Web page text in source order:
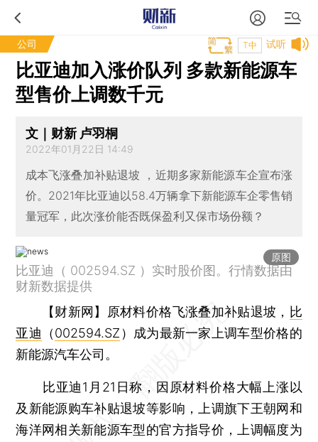
公司 试听
T中
比亚迪加入涨价队列 多款新能源车
型售价上调数千元
文｜财新 卢羽桐
2022年01月22日 14:49
成本飞涨叠加补贴退坡 ，近期多家新能源车企宣布涨
价。2021年比亚迪以58.4万辆拿下新能源车企零售销
量冠军，此次涨价能否既保盈利又保市场份额？
原图
比亚迪（ 002594.SZ ）实时股价图。行情数据由
财新数据提供
【财新网】
原材料价格飞涨叠加补贴退坡， 比
亚迪 （002594.SZ ）成为最新一家上调车型价格的
新能源汽车公司。
比亚迪1月21日称，因原材料价格大幅上涨以
及新能源购车补贴退坡等影响，上调旗下王朝网和
海洋网相关新能源车型的官方指导价，上调幅度为